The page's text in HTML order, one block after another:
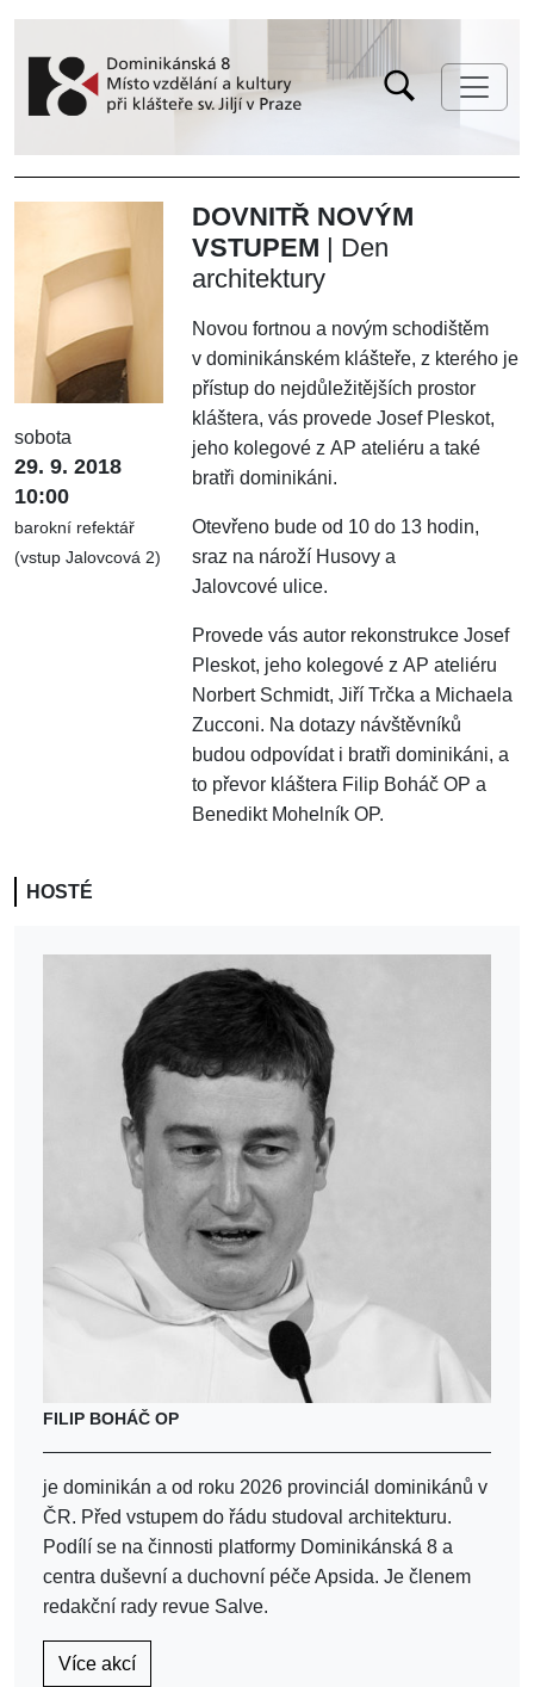
sobota
29. 9. 2018
10:00
barokní refektář
(vstup Jalovcová 2)
DOVNITŘ NOVÝM
VSTUPEM | Den
architektury
Novou fortnou a novým schodištěm
v dominikánském klášteře, z kterého je
přístup do nejdůležitějších prostor
kláštera, vás provede Josef Pleskot,
jeho kolegové z AP ateliéru a také
bratři dominikáni.
Otevřeno bude od 10 do 13 hodin,
sraz na nároží Husovy a
Jalovcové ulice.
Provede vás autor rekonstrukce Josef
Pleskot, jeho kolegové z AP ateliéru
Norbert Schmidt, Jiří Trčka a Michaela
Zucconi. Na dotazy návštěvníků
budou odpovídat i bratři dominikáni, a
to převor kláštera Filip Boháč OP a
Benedikt Mohelník OP.
HOSTÉ
FILIP BOHÁČ OP
je dominikán a od roku 2026 provinciál dominikánů v
ČR. Před vstupem do řádu studoval architekturu.
Podílí se na činnosti platformy Dominikánská 8 a
centra duševní a duchovní péče Apsida. Je členem
redakční rady revue Salve.
Více akcí